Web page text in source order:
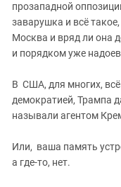
прозападной
заварушка и всё
Москва и вряд ли она
и порядком уже
В США, для многих,
демократией, Трампа
называли агентом
Или, ваша память
а где-то, нет.